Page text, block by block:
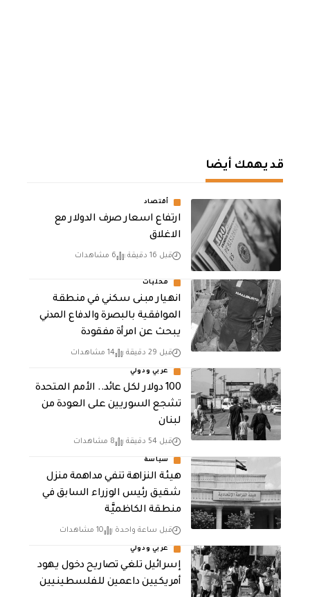
قد يهمك أيضا
أقتصاد
ارتفاع اسعار صرف الدولار مع
الاغلاق
قبل 16 دقيقة 6 مشاهدات
محليات
انهيار مبنى سكني في منطقة
الموافقية بالبصرة والدفاع المدني
يبحث عن امرأة مفقودة
قبل 29 دقيقة 14 مشاهدات
عربي ودولي
100 دولار لكل عائد.. الأمم المتحدة
تشجع السوريين على العودة من
لبنان
قبل 54 دقيقة 8 مشاهدات
سياسة
هيئة النزاهة تنفي مداهمة منزل
شقيق رئيس الوزراء السابق في
منطقة الكاظميَّة
قبل ساعة واحدة 10 مشاهدات
عربي ودولي
إسرائيل تلغي تصاريح دخول يهود
أمريكيين داعمين للفلسطينيين